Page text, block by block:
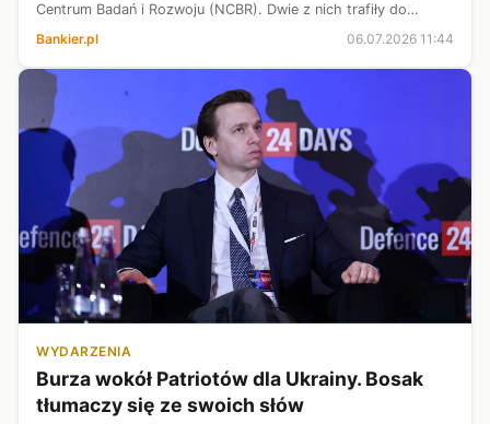
Centrum Badań i Rozwoju (NCBR). Dwie z nich trafiły do
aresztu – poinformowała w poniedziałek Prokuratura
Regionalna w Gdańsku.
Bankier.pl 06.07.2026 11:44
WYDARZENIA
Burza wokół Patriotów dla Ukrainy. Bosak
tłumaczy się ze swoich słów